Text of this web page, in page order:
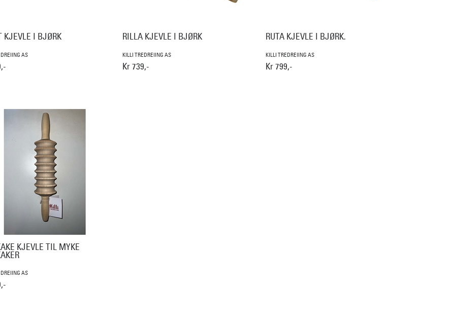
KJEVLE I BJØRK
AS
RILLA KJEVLE I BJØRK
KILLI TREDREIING AS
Kr 739,-
RUTA KJEVLE I BJØRK.
KILLI TREDREIING AS
Kr 799,-
KJEVLE TIL MYKE
AS